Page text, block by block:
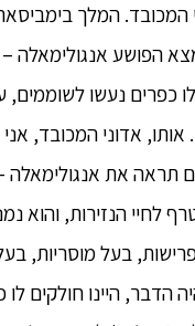
המכובד. המלך
הפושע אנגולימאלה
כפרים נעשו לשוממים,
אדוני המכובד, אני
תראה את אנגולימאלה
לחיי הנזירות, והוא
בעל מוסריות,
היינו חולקים לו